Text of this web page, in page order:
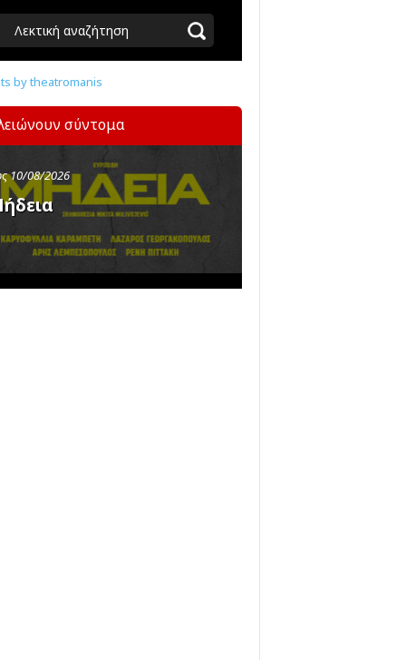
Λεκτική αναζήτηση
by theatromanis
σύντομα
10/08/2026